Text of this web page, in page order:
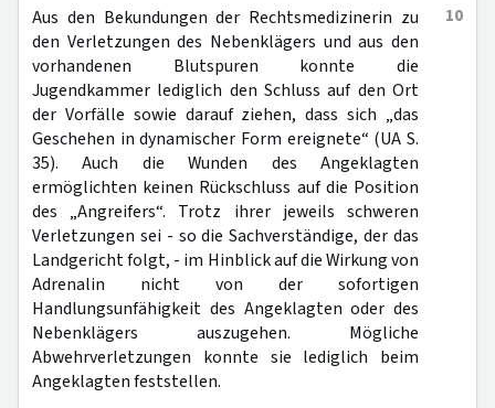
10
Aus den Bekundungen der Rechtsmedizinerin zu
den Verletzungen des Nebenklägers und aus den
vorhandenen Blutspuren konnte die
Jugendkammer lediglich den Schluss auf den Ort
der Vorfälle sowie darauf ziehen, dass sich „das
Geschehen in dynamischer Form ereignete“ (UA S.
35). Auch die Wunden des Angeklagten
ermöglichten keinen Rückschluss auf die Position
des „Angreifers“. Trotz ihrer jeweils schweren
Verletzungen sei - so die Sachverständige, der das
Landgericht folgt, - im Hinblick auf die Wirkung von
Adrenalin nicht von der sofortigen
Handlungsunfähigkeit des Angeklagten oder des
Nebenklägers auszugehen. Mögliche
Abwehrverletzungen konnte sie lediglich beim
Angeklagten feststellen.